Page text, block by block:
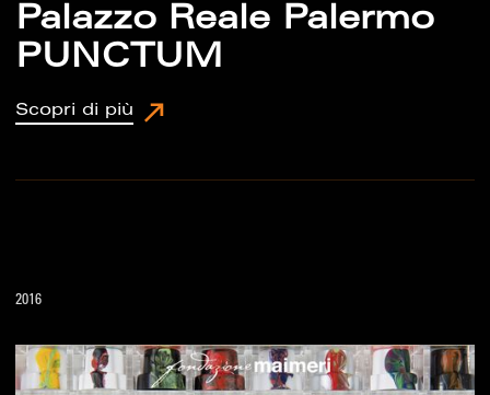
Palazzo Reale Palermo
PUNCTUM
Scopri di più
2016